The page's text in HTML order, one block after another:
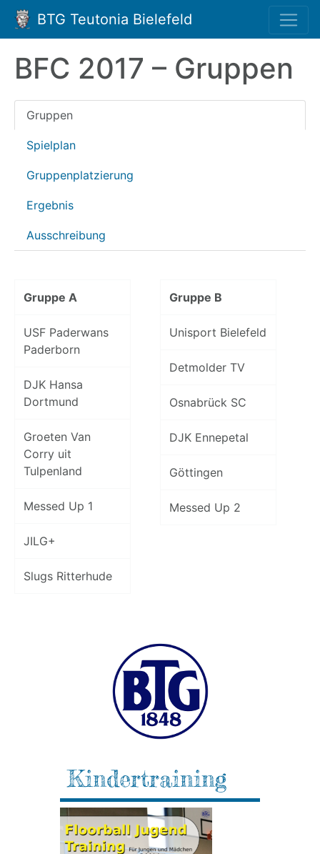
BTG Teutonia Bielefeld
BFC 2017 – Gruppen
Gruppen
Spielplan
Gruppenplatzierung
Ergebnis
Ausschreibung
Gruppe A
USF Paderwans
Paderborn
DJK Hansa
Dortmund
Groeten Van
Corry uit
Tulpenland
Messed Up 1
JILG+
Slugs Ritterhude
Gruppe B
Unisport Bielefeld
Detmolder TV
Osnabrück SC
DJK Ennepetal
Göttingen
Messed Up 2
Kindertraining